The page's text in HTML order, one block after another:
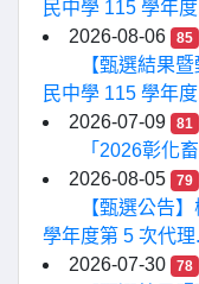
民中學 115 學年度
2026-08-06
85
【甄選結果
民中學 115 學年度
2026-07-09
81
「2026彰化
2026-08-05
79
【甄選公告
學年度第 5 次代理
2026-07-30
78